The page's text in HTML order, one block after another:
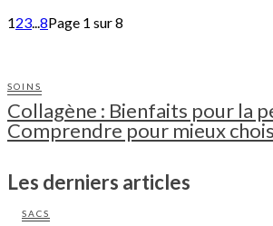
123...8Page 1 sur 8
SOINS
Collagène : Bienfaits pour la
Comprendre pour mieux
Les derniers articles
SACS